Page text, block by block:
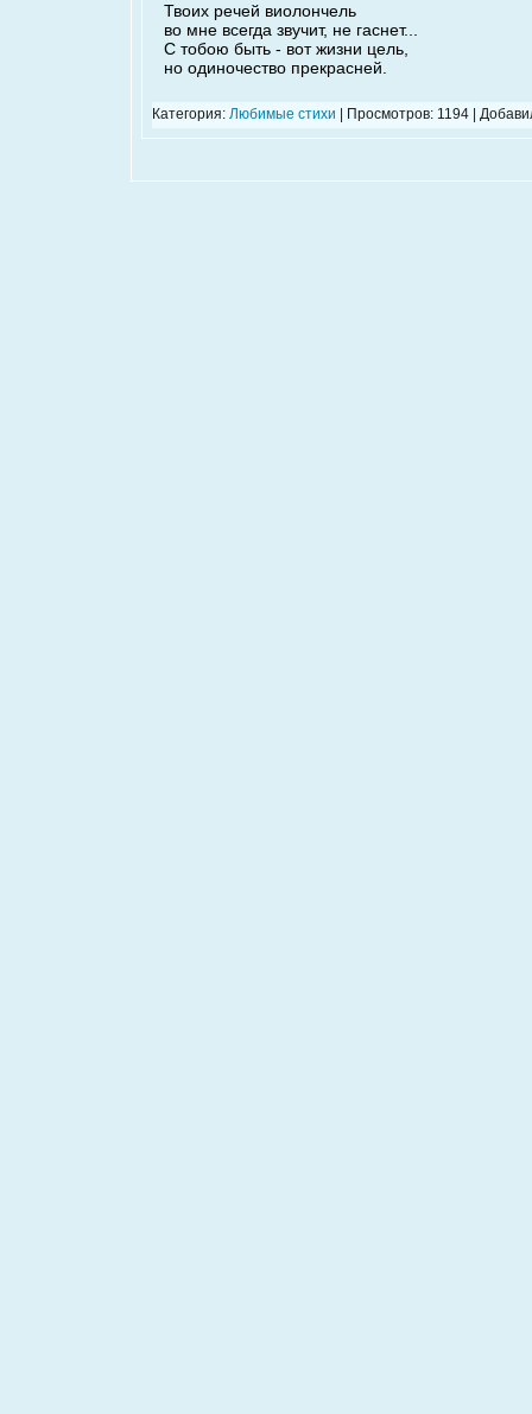
Твоих речей виолончель
во мне всегда звучит, не гаснет...
С тобою быть - вот жизни цель,
но одиночество прекрасней.
Категория: Любимые стихи | Просмотров: 1194 |